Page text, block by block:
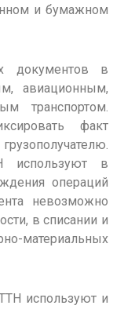
и бумажном
документов в
авиационным,
транспортом.
факт
грузополучателю.
используют в
операций
невозможно
в списании и
материальных
используют и